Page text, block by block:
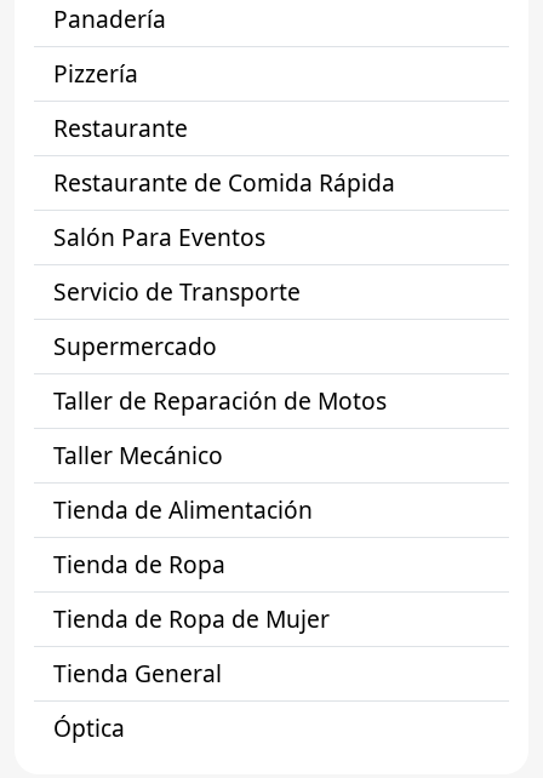
Panadería
Pizzería
Restaurante
Restaurante de Comida Rápida
Salón Para Eventos
Servicio de Transporte
Supermercado
Taller de Reparación de Motos
Taller Mecánico
Tienda de Alimentación
Tienda de Ropa
Tienda de Ropa de Mujer
Tienda General
Óptica